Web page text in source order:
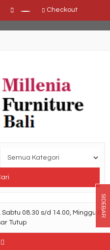
Checkout
08.30 s/d 14.00, Minggu &
Tutup
SIDEBAR